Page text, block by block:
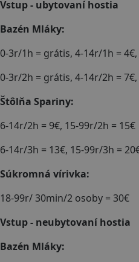
Vstup - ubytovaní hostia
Bazén Mláky:
0-3r/1h = grátis, 4-14r/1h =
0-3r/2h = grátis, 4-14r/2h =
Štôlňa Spariny:
6-14r/2h = 9€, 15-99r/2h = 15€
6-14r/3h = 13€, 15-99r/3h =
Súkromná vírivka:
18-99r/ 30min/2 osoby = 30€
Vstup - neubytovaní hostia
Bazén Mláky: